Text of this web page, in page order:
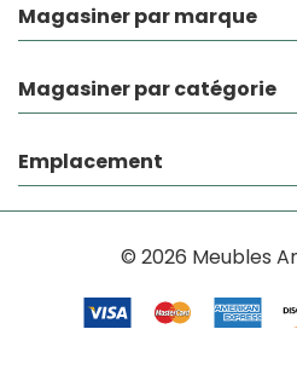
Magasiner par marque
Magasiner par catégorie
Emplacement
© 2026 Meubles